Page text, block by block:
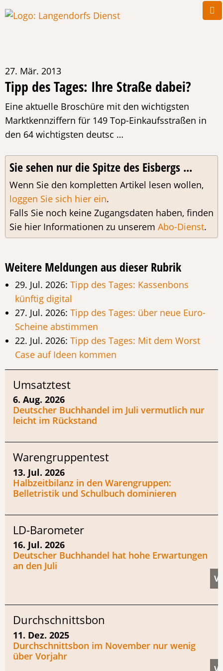
27. Mär. 2013
Tipp des Tages: Ihre Straße dabei?
Eine aktuelle Broschüre mit den wichtigsten
Marktkennziffern für 149 Top-Einkaufsstraßen in
den 64 wichtigsten deutsc …
Sie sehen nur die Spitze des Eisbergs ...
Wenn Sie den kompletten Artikel lesen wollen,
loggen Sie sich hier ein.
Falls Sie noch keine Zugangsdaten haben, finden
Sie hier Informationen zu unserem Abo-Dienst.
Weitere Meldungen aus dieser Rubrik
29. Jul. 2026: Tipp des Tages: Kassenbons
künftig digital
27. Jul. 2026: Tipp des Tages: über neue Euro-
Scheine abstimmen
22. Jul. 2026: Tipp des Tages: Mit dem Worst
Case auf Ideen kommen
Umsatztest
6. Aug. 2026
Deutscher Buchhandel im Juli vermutlich nur
leicht im Rückstand
Warengruppentest
13. Jul. 2026
Halbzeitbilanz in den Warengruppen:
Belletristik und Schulbuch dominieren
LD-Barometer
16. Jul. 2026
Deutscher Buchhandel hat hohe Erwartungen
an den Juli
Durchschnittsbon
11. Dez. 2025
Durchschnittsbon im November nur wenig
über Vorjahr